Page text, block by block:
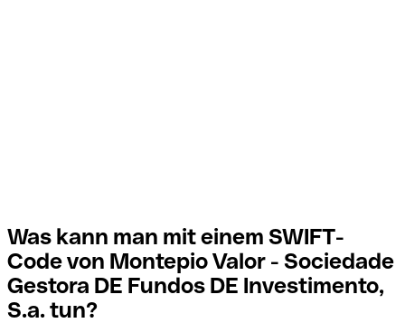
Was kann man mit einem SWIFT-
Code von Montepio Valor - Sociedade
Gestora DE Fundos DE Investimento,
S.a. tun?